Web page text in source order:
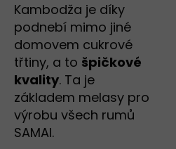
Kambodža je díky
podnebí mimo jiné
domovem cukrové
třtiny, a to špičkové
kvality. Ta je
základem melasy pro
výrobu všech rumů
SAMAI.